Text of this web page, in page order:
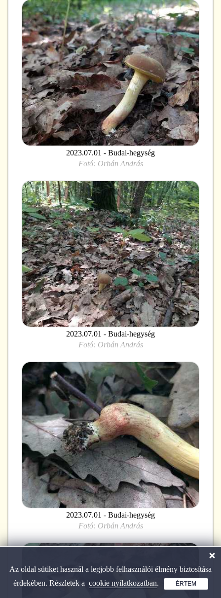
2023.07.01 - Budai-hegység
Fotó: Orbán András
2023.07.01 - Budai-hegység
Fotó: Orbán András
2023.07.01 - Budai-hegység
Fotó: Orbán András
Az oldal sütiket használ a legjobb felhasználói élmény biztosítása
érdekében. Részletek a cookie nyilatkozatban. ÉRTEM